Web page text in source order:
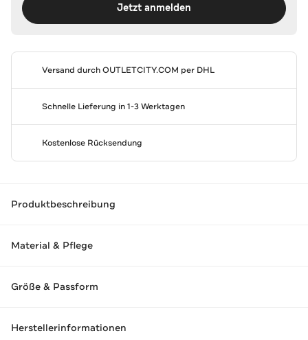
Jetzt anmelden
Versand durchOUTLETCITY.COM per DHL
Schnelle Lieferung in 1-3 Werktagen
Kostenlose Rücksendung
Produktbeschreibung
Material & Pflege
Größe & Passform
Herstellerinformationen